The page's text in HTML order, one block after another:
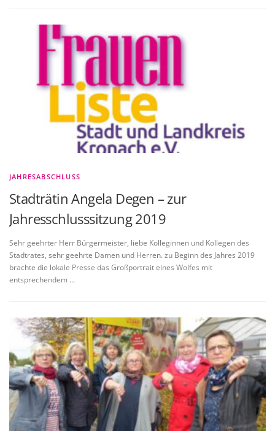
JAHRESABSCHLUSS
Stadträtin Angela Degen – zur
Jahresschlusssitzung 2019
Sehr geehrter Herr Bürgermeister, liebe Kolleginnen und Kollegen des
Stadtrates, sehr geehrte Damen und Herren. zu Beginn des Jahres 2019
brachte die lokale Presse das Großportrait eines Wolfes mit
entsprechendem …